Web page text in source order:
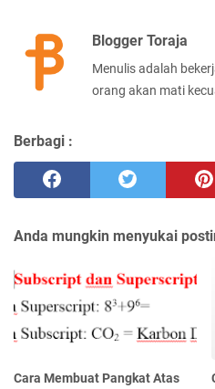
Blogger Toraja
Menulis adalah
orang akan mati
Berbagi :
Anda mungkin menyukai
Cara Membuat Pangkat Atas